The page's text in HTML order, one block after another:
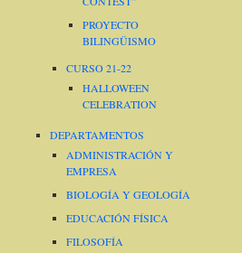
PROYECTO
BILINGÜISMO
CURSO 21-22
HALLOWEEN
CELEBRATION
DEPARTAMENTOS
ADMINISTRACIÓN Y
EMPRESA
BIOLOGÍA Y GEOLOGÍA
EDUCACIÓN FÍSICA
FILOSOFÍA